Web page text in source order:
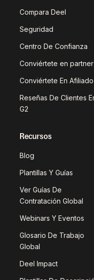
Compara Deel
Seguridad
Centro De Confianza
Conviértete en partner
Conviértete En Afiliado
Reseñas De Clientes
G2
Recursos
Blog
Plantillas Y Guías
Ver Guías De
Contratación Global
Webinars Y Eventos
Glosario De Trabajo
Global
Deel Impact